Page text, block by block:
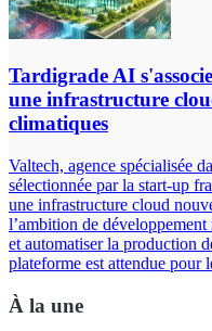
Tardigrade AI
une infrastructure
climatiques
Valtech, agence spécialisée
sélectionnée par la start-up
une infrastructure cloud
l’ambition de
et automatiser la production
plateforme est attendue pour
À la une